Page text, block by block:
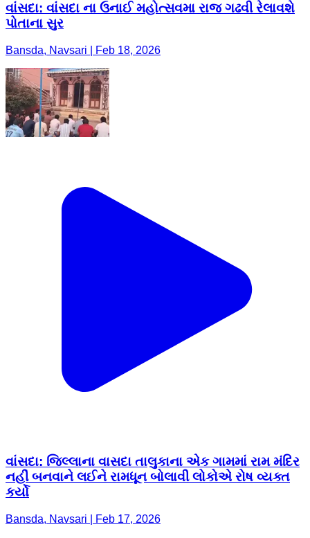
વાંસદા: વાંસદા ના ઉનાઈ મહોત્સવમા રાજ ગઢવી રેલાવશે
પોતાના સુર
Bansda, Navsari | Feb 18, 2026
વાંસદા: જિલ્લાના વાસદા તાલુકાના એક ગામમાં રામ મંદિર
નહીં બનવાને લઈને રામધૂન બોલાવી લોકોએ રોષ વ્યક્ત
કર્યો
Bansda, Navsari | Feb 17, 2026